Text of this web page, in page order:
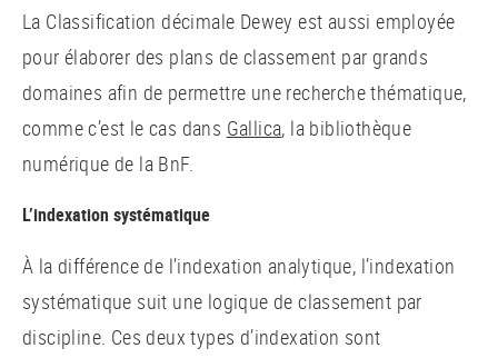
La Classification décimale Dewey est aussi employée
pour élaborer des plans de classement par grands
domaines afin de permettre une recherche thématique,
comme c’est le cas dans Gallica, la bibliothèque
numérique de la BnF.
L’indexation systématique
À la différence de l’indexation analytique, l’indexation
systématique suit une logique de classement par
discipline. Ces deux types d’indexation sont